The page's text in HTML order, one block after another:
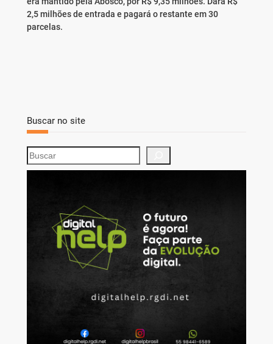
2,5 milhões de entrada e pagará o restante em 30
parcelas.
Buscar no site
S
e